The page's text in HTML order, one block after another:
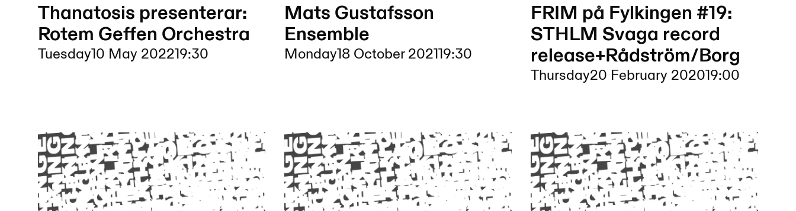
Thanatosis presenterar:
Rotem Geffen Orchestra
Tuesday10 May 202219:30
Mats Gustafsson
Ensemble
Monday18 October 202119:30
FRIM på Fylkingen #19:
STHLM Svaga record
release+Rådström/Borg
Thursday20 February 202019:00